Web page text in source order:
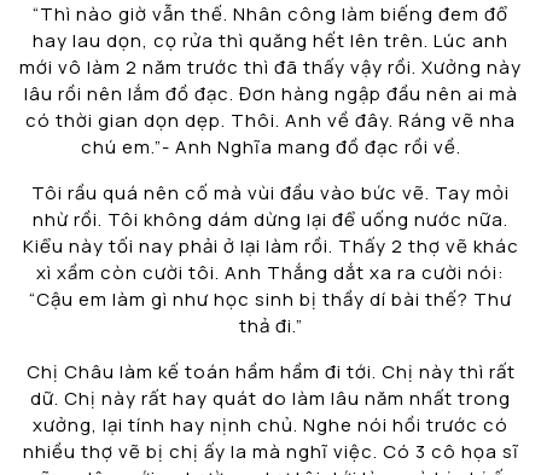
“Thì nào giờ vẫn thế. Nhân công làm biếng đem đổ
hay lau dọn, cọ rửa thì quăng hết lên trên. Lúc anh
mới vô làm 2 năm trước thì đã thấy vậy rồi. Xưởng này
lâu rồi nên lắm đồ đạc. Đơn hàng ngập đầu nên ai mà
có thời gian dọn dẹp. Thôi. Anh về đây. Ráng vẽ nha
chú em.”- Anh Nghĩa mang đồ đạc rồi về.
Tôi rầu quá nên cố mà vùi đầu vào bức vẽ. Tay mỏi
nhừ rồi. Tôi không dám dừng lại để uống nước nữa.
Kiểu này tối nay phải ở lại làm rồi. Thấy 2 thợ vẽ khác
xì xầm còn cười tôi. Anh Thắng dắt xa ra cười nói:
“Cậu em làm gì như học sinh bị thầy dí bài thế? Thư
thả đi.”
Chị Châu làm kế toán hầm hầm đi tới. Chị này thì rất
dữ. Chị này rất hay quát do làm lâu năm nhất trong
xưởng, lại tính hay nịnh chủ. Nghe nói hồi trước có
nhiều thợ vẽ bị chị ấy la mà nghĩ việc. Có 3 cô họa sĩ